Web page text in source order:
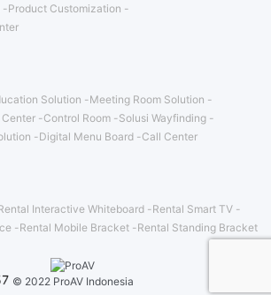
Product Customization
Solution
Meeting Room Solution
Center Control Room
Solusi Wayfinding
Digital Menu Board Call Center
Interactive Whiteboard
Rental Smart TV
Rental Mobile Bracket Rental Standing Bracket
© 2022 ProAV Indonesia